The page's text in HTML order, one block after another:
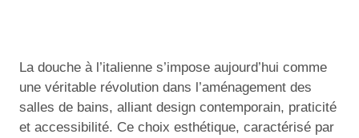
La douche à l’italienne s’impose aujourd’hui comme
une véritable révolution dans l’aménagement des
salles de bains, alliant design contemporain, praticité
et accessibilité. Ce choix esthétique, caractérisé par